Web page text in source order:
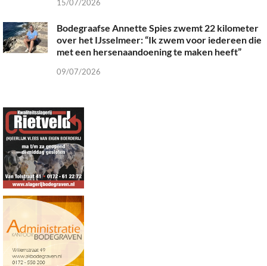
15/07/2026
Bodegraafse Annette Spies zwemt 22 kilometer
over het IJsselmeer: “Ik zwem voor iedereen die
met een hersenaandoening te maken heeft”
09/07/2026